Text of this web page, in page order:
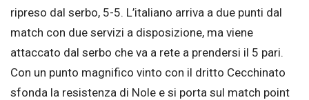
ripreso dal serbo, 5-5. L’italiano arriva a due punti dal
match con due servizi a disposizione, ma viene
attaccato dal serbo che va a rete a prendersi il 5 pari.
Con un punto magnifico vinto con il dritto Cecchinato
sfonda la resistenza di Nole e si porta sul match point